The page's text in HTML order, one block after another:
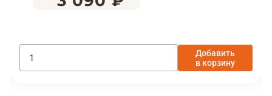
Добавить
в корзину